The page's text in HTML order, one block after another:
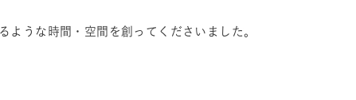
うな時間・空間を創ってくださいました。